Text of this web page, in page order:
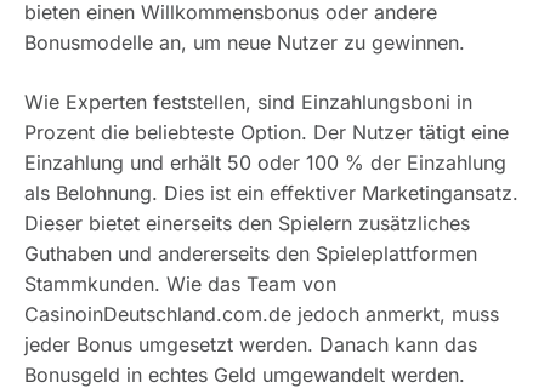
bieten einen Willkommensbonus oder andere
Bonusmodelle an, um neue Nutzer zu gewinnen.
Wie Experten feststellen, sind Einzahlungsboni in
Prozent die beliebteste Option. Der Nutzer tätigt eine
Einzahlung und erhält 50 oder 100 % der Einzahlung
als Belohnung. Dies ist ein effektiver Marketingansatz.
Dieser bietet einerseits den Spielern zusätzliches
Guthaben und andererseits den Spieleplattformen
Stammkunden. Wie das Team von
CasinoinDeutschland.com.de jedoch anmerkt, muss
jeder Bonus umgesetzt werden. Danach kann das
Bonusgeld in echtes Geld umgewandelt werden.